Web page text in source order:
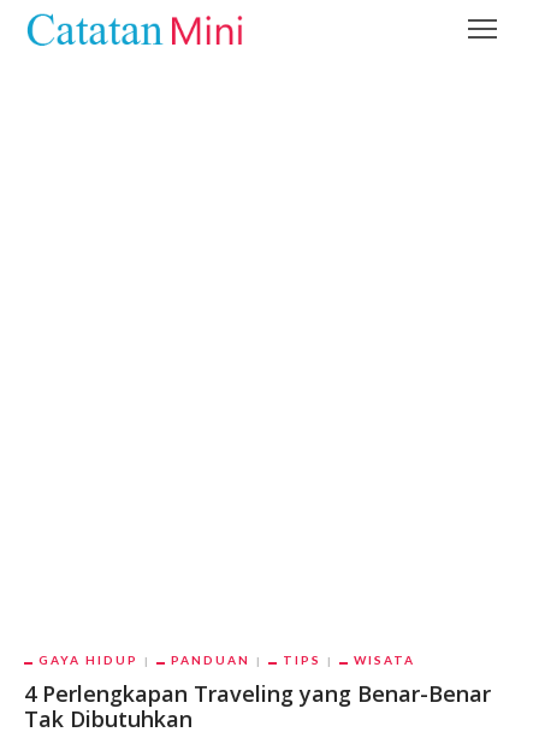
GAYA HIDUP PANDUAN TIPS WISATA
4 Perlengkapan Traveling yang Benar-Benar
Tak Dibutuhkan